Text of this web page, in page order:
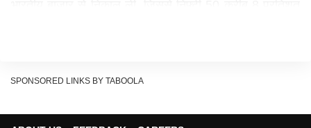
पर बंद हुआ.
SPONSORED LINKS BY TABOOLA